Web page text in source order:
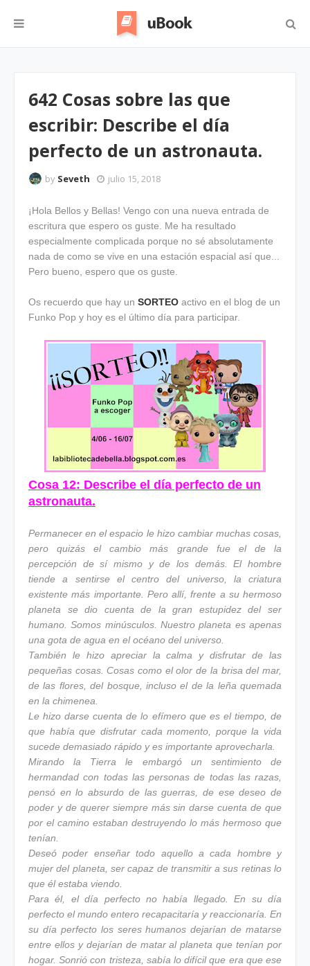
642 Cosas sobre las que
escribir: Describe el día
perfecto de un astronauta.
by Seveth julio 15, 2018
¡Hola Bellos y Bellas! Vengo con una nueva entrada de
escritura que espero os guste. Me ha resultado
especialmente complicada porque no sé absolutamente
nada de como se vive en una estación espacial así que...
Pero bueno, espero que os guste.
Os recuerdo que hay un SORTEO activo en el blog de un
Funko Pop y hoy es el último día para participar.
Cosa 12: Describe el día perfecto de un
astronauta.
Permanecer en el espacio le hizo cambiar muchas cosas,
pero quizás el cambio más grande fue el de la
percepción de sí mismo y de los demás. El hombre
tiende a sentirse el centro del universo, la criatura
existente más importante. Pero allí, frente a su hermoso
planeta se dio cuenta de la gran estupidez del ser
humano. Somos minúsculos. Nuestro planeta es apenas
una gota de agua en el océano del universo.
También le hizo apreciar la calma y disfrutar de las
pequeñas cosas. Cosas como el olor de la brisa del mar,
de las flores, del bosque, incluso el de la leña quemada
en la chimenea.
Le hizo darse cuenta de lo efímero que es el tiempo, de
que había que disfrutar cada momento, porque la vida
sucede demasiado rápido y es importante aprovecharla.
Mirando la Tierra le embargó un sentimiento de
hermandad con todas las personas de todas las razas,
pensó en lo absurdo de las guerras, de ese deseo de
poder y de querer siempre más sin darse cuenta de que
por el camino estaban destruyendo lo más hermoso que
tenían.
Deseó poder enseñar todo aquello a cada hombre y
mujer del planeta, ser capaz de transmitir a sus retinas lo
que él estaba viendo.
Para él, el día perfecto no había llegado. En su día
perfecto el mundo entero recapacitaría y reaccionaría. En
su día perfecto los seres humanos dejarían de matarse
entre ellos y dejarían de matar al planeta que tenían por
hogar. Sonrió con tristeza, sabía lo difícil que era que ese